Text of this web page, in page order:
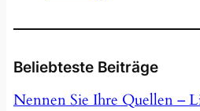
Beliebteste Beiträge
Nennen Sie Ihre Quellen –